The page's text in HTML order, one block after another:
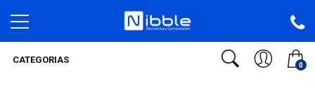
0
CATEGORIAS